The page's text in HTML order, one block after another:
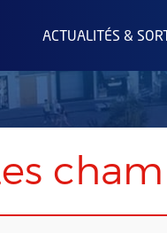
à l'accueil
ACTUALITÉS &